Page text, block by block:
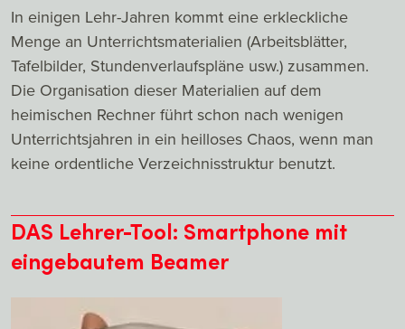
In einigen Lehr-Jahren kommt eine erkleckliche
Menge an Unterrichtsmaterialien (Arbeitsblätter,
Tafelbilder, Stundenverlaufspläne usw.) zusammen.
Die Organisation dieser Materialien auf dem
heimischen Rechner führt schon nach wenigen
Unterrichtsjahren in ein heilloses Chaos, wenn man
keine ordentliche Verzeichnisstruktur benutzt.
DAS Lehrer-Tool: Smartphone mit
eingebautem Beamer